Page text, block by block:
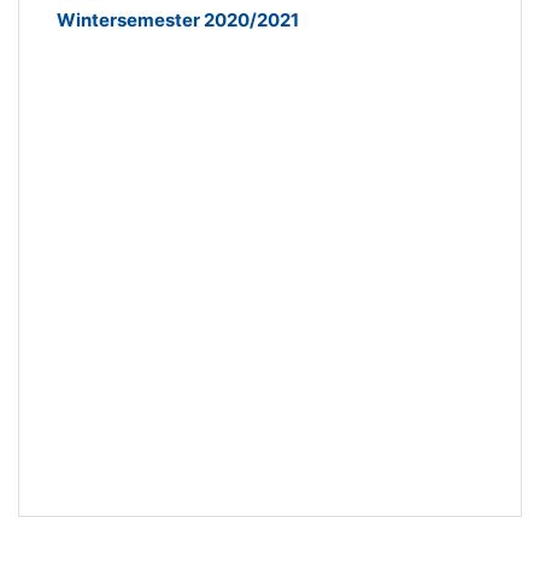
Wintersemester 2020/2021